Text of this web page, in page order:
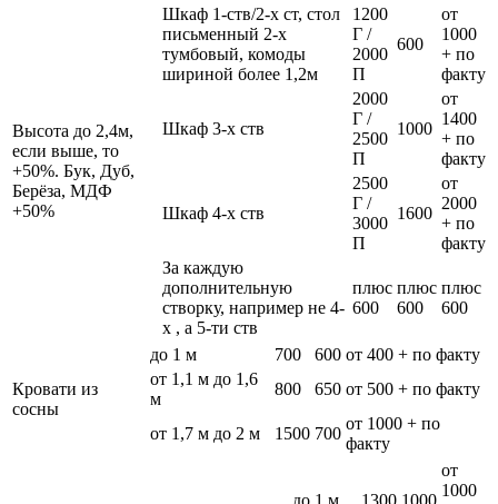
Высота до 2,4м,
если выше, то
+50%. Бук, Дуб,
Берёза, МДФ
+50%
Шкаф 1-ств/2-х ст, стол
письменный 2-х
тумбовый, комоды
шириной более 1,2м
1200
Г /
2000
П
600
от
1000
+ по
факту
Шкаф 3-х ств
2000
Г /
2500
П
1000
от
1400
+ по
факту
Шкаф 4-х ств
2500
Г /
3000
П
1600
от
2000
+ по
факту
За каждую
дополнительную
створку, например не 4-
х , а 5-ти ств
плюс
600
плюс
600
плюс
600
Кровати из
сосны
до 1 м 700 600 от 400 + по факту
от 1,1 м до 1,6
м
800 650 от 500 + по факту
от 1,7 м до 2 м 1500 700
от 1000 + по
факту
до 1 м 1300 1000
от
1000